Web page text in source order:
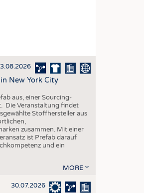
New York City
aus, einer Sourcing-
Die Veranstaltung findet
Stoffhersteller aus
zusammen. Mit einer
ist Prefab darauf
und ein
MORE
30.07.2026